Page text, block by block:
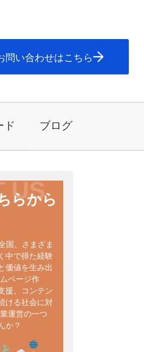
問い合わせはこちら
ド ブログ
US
らから
国、さまざま
中で得た経験
価値を生み出
ページ作
援、コンテン
ける社会に対
運営の一つ
か？